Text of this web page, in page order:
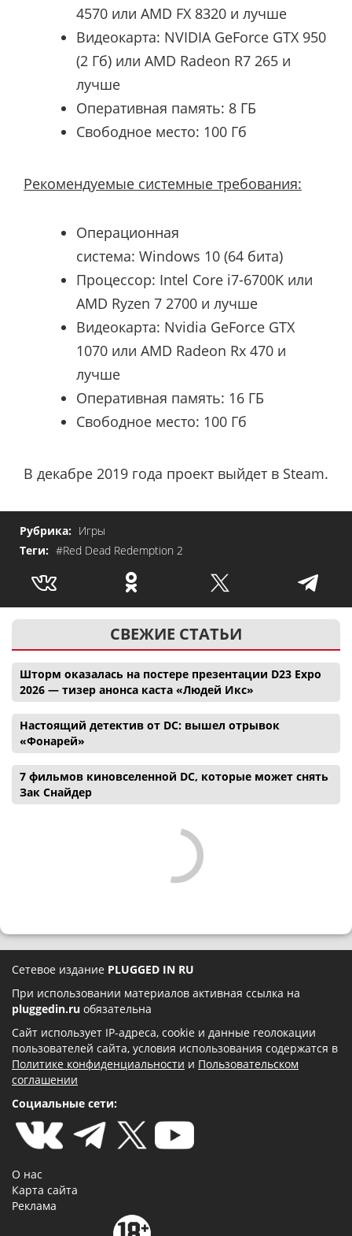
4570 или AMD FX 8320 и лучше
Видеокарта: NVIDIA GeForce GTX 950
(2 Гб) или AMD Radeon R7 265 и
лучше
Оперативная память: 8 ГБ
Свободное место: 100 Гб
Рекомендуемые системные требования:
Операционная
система: Windows 10 (64 бита)
Процессор: Intel Core i7-6700K или
AMD Ryzen 7 2700 и лучше
Видеокарта: Nvidia GeForce GTX
1070 или AMD Radeon Rx 470 и
лучше
Оперативная память: 16 ГБ
Свободное место: 100 Гб
В декабре 2019 года проект выйдет в Steam.
Рубрика: Игры
Теги: #Red Dead Redemption 2
СВЕЖИЕ СТАТЬИ
Шторм оказалась на постере презентации D23 Expo
2026 — тизер анонса каста «Людей Икс»
Настоящий детектив от DC: вышел отрывок
«Фонарей»
7 фильмов киновселенной DC, которые может снять
Зак Снайдер
Сетевое издание PLUGGED IN RU
При использовании материалов активная ссылка на
pluggedin.ru обязательна
Сайт использует IP-адреса, cookie и данные геолокации
пользователей сайта, условия использования содержатся в
Политике конфиденциальности и Пользовательском
соглашении
Социальные сети:
О нас
Карта сайта
Реклама